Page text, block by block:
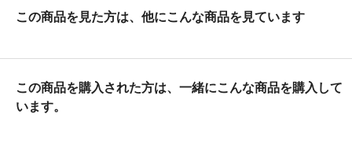
この商品を見た方は、他にこんな商品を見ています
この商品を購入された方は、一緒にこんな商品を購入して
います。